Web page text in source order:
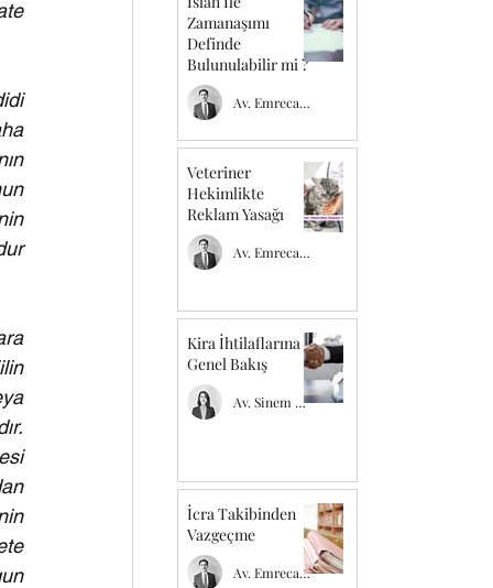
Zamanaşımı
Definde
Bulunulabilir mi ?
Av. Emrecan TEMEL
Veteriner
Hekimlikte
Reklam Yasağı
Av. Emrecan TEMEL
Kira İhtilaflarına
Genel Bakış
Av. Sinem Cansu Kır
İcra Takibinden
Vazgeçme
Av. Emrecan TEMEL